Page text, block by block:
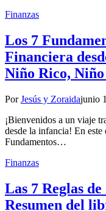
Finanzas
Los 7
Financiera
Niño Rico,
Por Jesús y Zoraidajunio
¡Bienvenidos a un viaje
desde la infancia! En
Fundamentos…
Finanzas
Las 7 Reglas
Resumen del